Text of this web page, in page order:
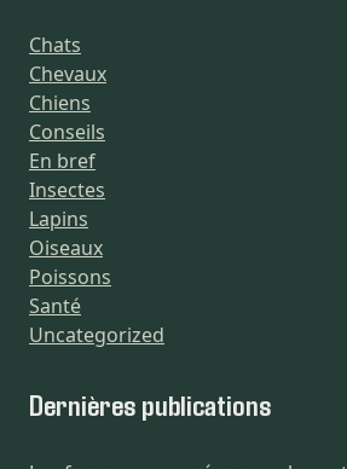
Chats
Chevaux
Chiens
Conseils
En bref
Insectes
Lapins
Oiseaux
Poissons
Santé
Uncategorized
Dernières publications